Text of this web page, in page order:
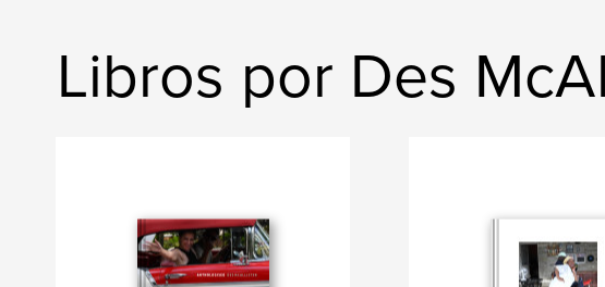
Libros por Des